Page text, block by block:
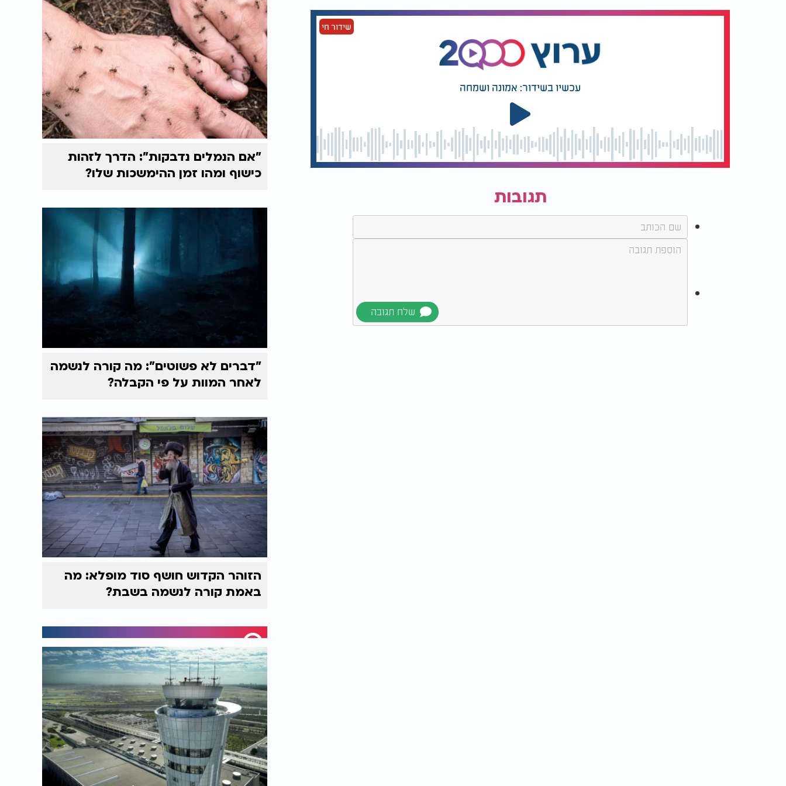
שידור חי
עכשיו בשידור: אמונה ושמחה
תגובות
"אם הנמלים נדבקות": הדרך לזהות
כישוף ומהו זמן ההימשכות שלו?
"דברים לא פשוטים": מה קורה לנשמה
לאחר המוות על פי הקבלה?
הזוהר הקדוש חושף סוד מופלא: מה
באמת קורה לנשמה בשבת?